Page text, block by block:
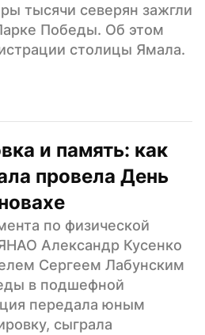
тысячи северян зажгли
Победы. Об этом
столицы Ямала.
и память: как
провела День
по физической
Александр Кусенко
Сергеем Лабунским
в подшефной
передала юным
сыграла